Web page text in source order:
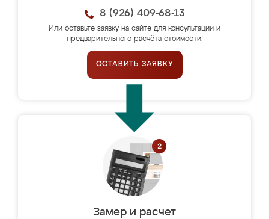
8 (926) 409-68-13
Или оставьте заявку на сайте для консультации и
предварительного расчёта стоимости.
ОСТАВИТЬ ЗАЯВКУ
Замер и расчет